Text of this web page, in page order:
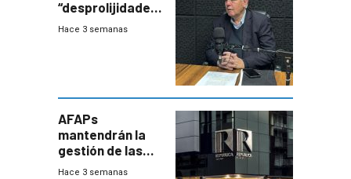
“desprolijidades”
que la
Hace 3 semanas
AFAPs
mantendrán la
gestión de las
cuentas
Hace 3 semanas